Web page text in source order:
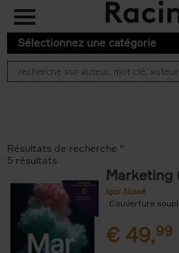
Aller au contenu principal
Sélectionnez une catégorie
Résultats de recherche ''
5 résultats
Marketing
Igor Nowé
Couverture
€ 49,99